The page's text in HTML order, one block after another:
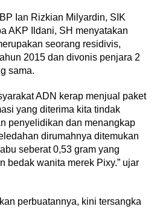
Ian Rizkian Milyardin, SIK
AKP Ildani, SH menyatakan
seorang residivis,
2015 dan divonis penjara 2
sama.
ADN kerap menjual paket
yang diterima kita tindak
penyelidikan dan menangkap
dirumahnya ditemukan
seberat 0,53 gram yang
bedak wanita merek Pixy.” ujar
perbuatannya, kini tersangka